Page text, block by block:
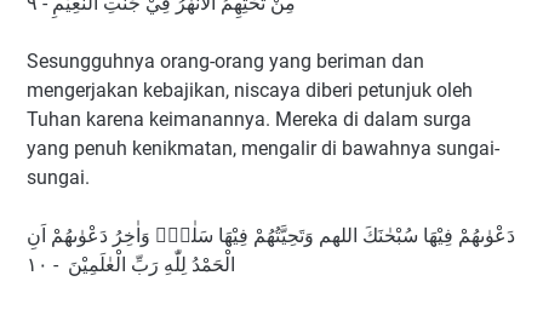
Sesungguhnya orang-orang yang beriman dan
mengerjakan kebajikan, niscaya diberi petunjuk oleh
Tuhan karena keimanannya. Mereka di dalam surga
yang penuh kenikmatan, mengalir di bawahnya sungai-
sungai.
دَعْوٰىهُمْ فِيْهَا سُبْحٰنَكَ اللهم وَتَحِيَّتُهُمْ فِيْهَا سَلٰمٌۚ وَاٰخِرُ دَعْوٰىهُمْ اَنِ
الْحَمْدُ لِلّٰهِ رَبِّ الْعٰلَمِيْنَ - ١٠